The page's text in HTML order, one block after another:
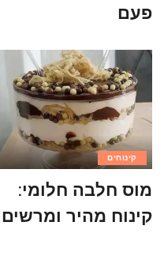
פעם
קינוחים
מוס חלבה חלומי:
קינוח מהיר ומרשים